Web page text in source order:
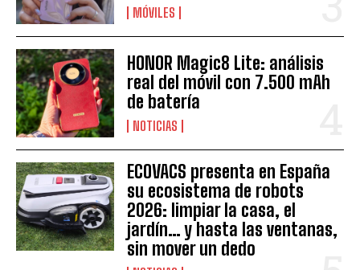
MÓVILES
HONOR Magic8 Lite: análisis
real del móvil con 7.500 mAh
de batería
NOTICIAS
ECOVACS presenta en España
su ecosistema de robots
2026: limpiar la casa, el
jardín… y hasta las ventanas,
sin mover un dedo